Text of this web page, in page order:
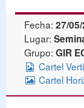
Fecha: 27/
Lugar:
Grupo: GIR
Cartel
Cartel